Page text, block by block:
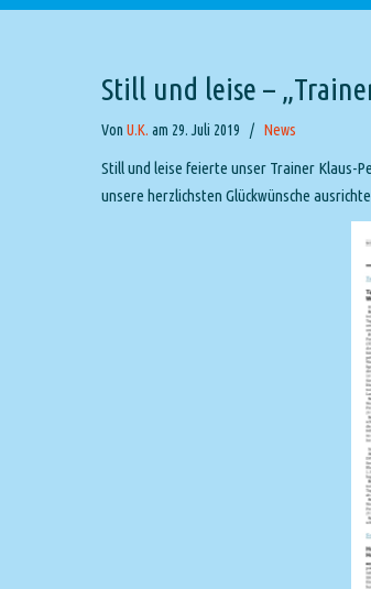
Still und leise –
Von U.K. am 29. Juli 2019 / News
Still und leise feierte unser Trainer Klaus-
unsere herzlichsten Glückwünsche